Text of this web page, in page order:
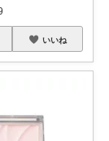
いいね